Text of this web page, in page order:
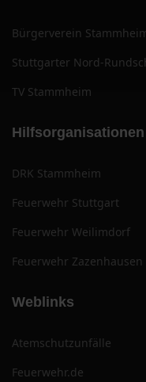
Bürgerverein
Stuttgarter Nord-
TV Stammheim
Hilfsorganisationen
DRK Stammheim
Feuerwehr Stuttgart
Feuerwehr Weilimdorf
Feuerwehr Zazenhausen
Weblinks
Atemschutzunfälle
Feuerwehr.de